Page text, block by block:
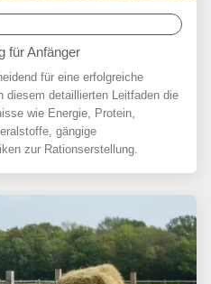
für Anfänger
für eine erfolgreiche
diesem detaillierten Leitfaden die
wie Energie, Protein,
gängige
zur Rationserstellung.